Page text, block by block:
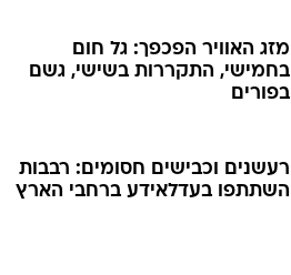
מזג האוויר הפכפך: גל חום
בחמישי, התקררות בשישי, גשם
בפורים
רעשנים וכבישים חסומים: רבבות
השתתפו בעדלאידע ברחבי הארץ